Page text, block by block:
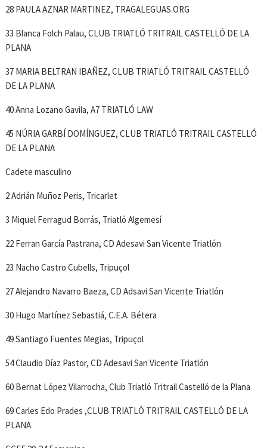
28 PAULA AZNAR MARTINEZ, TRAGALEGUAS.ORG
33 Blanca Folch Palau, CLUB TRIATLÓ TRITRAIL CASTELLÓ DE LA
PLANA
37 MARIA BELTRAN IBAÑEZ, CLUB TRIATLÓ TRITRAIL CASTELLÓ
DE LA PLANA
40 Anna Lozano Gavila, A7 TRIATLÓ LAW
45 NÚRIA GARBÍ DOMÍNGUEZ, CLUB TRIATLÓ TRITRAIL CASTELLÓ
DE LA PLANA
Cadete masculino
2 Adrián Muñoz Peris, Tricarlet
3 Miquel Ferragud Borrás, Triatló Algemesí
22 Ferran García Pastrana, CD Adesavi San Vicente Triatlón
23 Nacho Castro Cubells, Tripuçol
27 Alejandro Navarro Baeza, CD Adsavi San Vicente Triatlón
30 Hugo Martínez Sebastiá, C.E.A. Bétera
49 Santiago Fuentes Megias, Tripuçol
54 Claudio Díaz Pastor, CD Adesavi San Vicente Triatlón
60 Bernat López Vilarrocha, Club Triatló Tritrail Castelló de la Plana
69 Carles Edo Prades ,CLUB TRIATLÓ TRITRAIL CASTELLÓ DE LA
PLANA